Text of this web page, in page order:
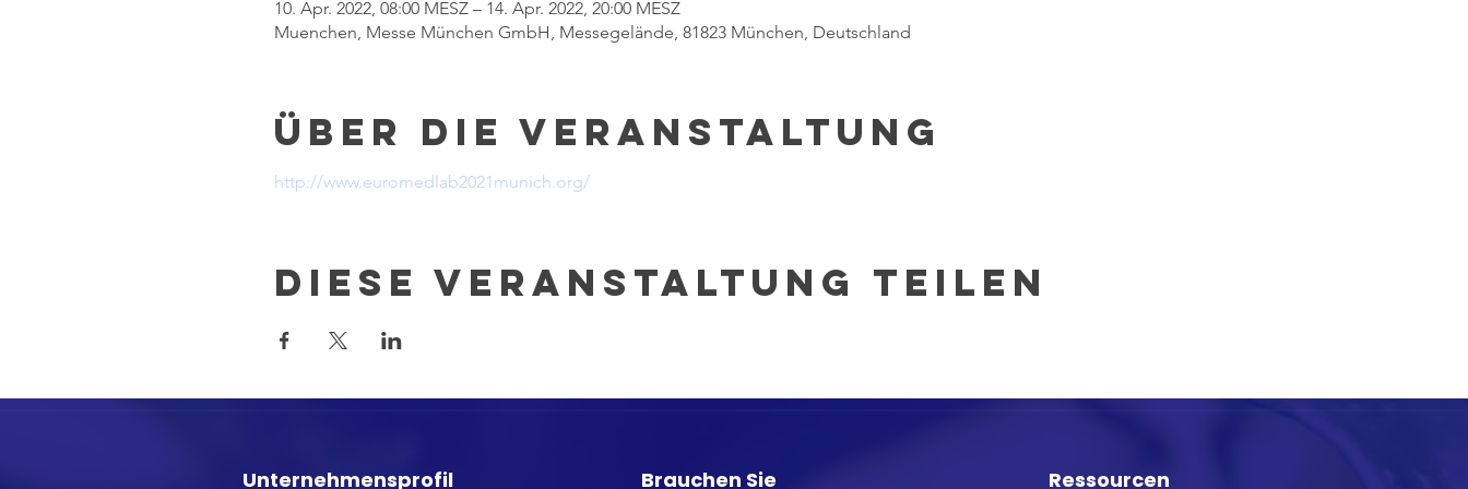
10. Apr. 2022, 08:00 MESZ – 14. Apr. 2022, 20:00 MESZ
Muenchen, Messe München GmbH, Messegelände, 81823 München, Deutschland
Über die Veranstaltung
http://www.euromedlab2021munich.org/
Diese Veranstaltung teilen
Unternehmensprofil Brauchen Sie Ressourcen